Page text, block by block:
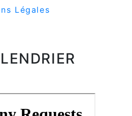
Légales